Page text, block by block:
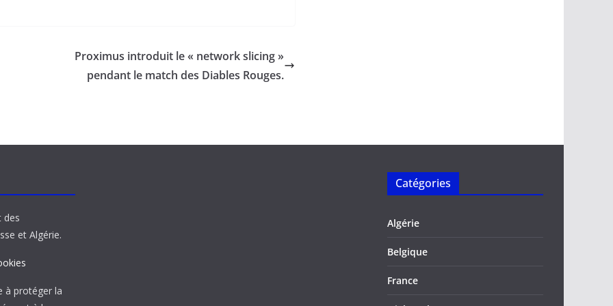
Proximus introduit le « network slicing »
pendant le match des Diables Rouges.
des
et Algérie.
à protéger la
Catégories
Algérie
Belgique
France